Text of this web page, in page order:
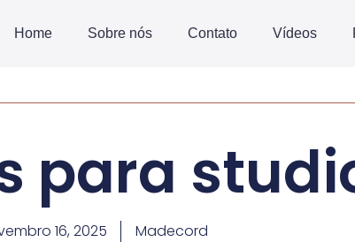
Home Sobre nós Contato Vídeos
para
16, 2025 Madecord